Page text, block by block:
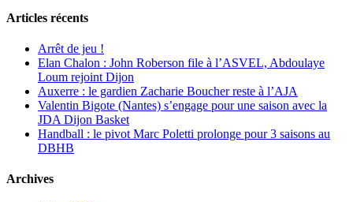
Articles récents
Arrêt de jeu !
Elan Chalon : John Roberson file à l’ASVEL, Abdoulaye
Loum rejoint Dijon
Auxerre : le gardien Zacharie Boucher reste à l’AJA
Valentin Bigote (Nantes) s’engage pour une saison avec la
JDA Dijon Basket
Handball : le pivot Marc Poletti prolonge pour 3 saisons au
DBHB
Archives